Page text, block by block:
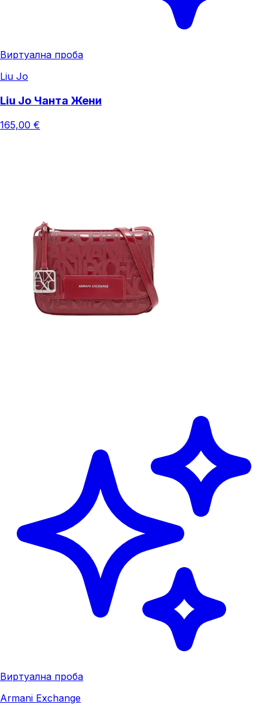
Виртуална проба
Liu Jo
Liu Jo Чанта Жени
165,00 €
Виртуална проба
Armani Exchange